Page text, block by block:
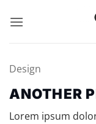
Inhalt
Design
ANOTHER
Lorem ipsum